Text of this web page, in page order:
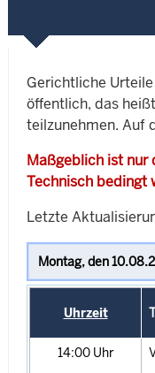
Gerichtliche
öffentlich, das
teilzunehmen. Auf
Maßgeblich ist nur
Technisch bedingt
Letzte
Uhrzeit
14:00 Uhr